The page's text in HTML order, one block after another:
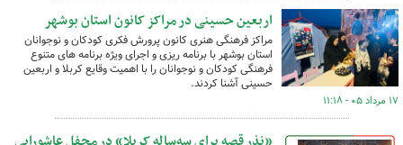
اربعین حسینی در مراکز کانون استان بوشهر
مراکز فرهنگی هنری کانون پرورش فکری کودکان و نوجوانان
استان بوشهر با برنامه ریزی و اجرای ویژه برنامه های متنوع
فرهنگی کودکان و نوجوانان را با اهمیت وقایع کربلا و اربعین
حسینی آشنا کردند.
۱۷ مرداد ۰۵ - ۱۱:۱۸